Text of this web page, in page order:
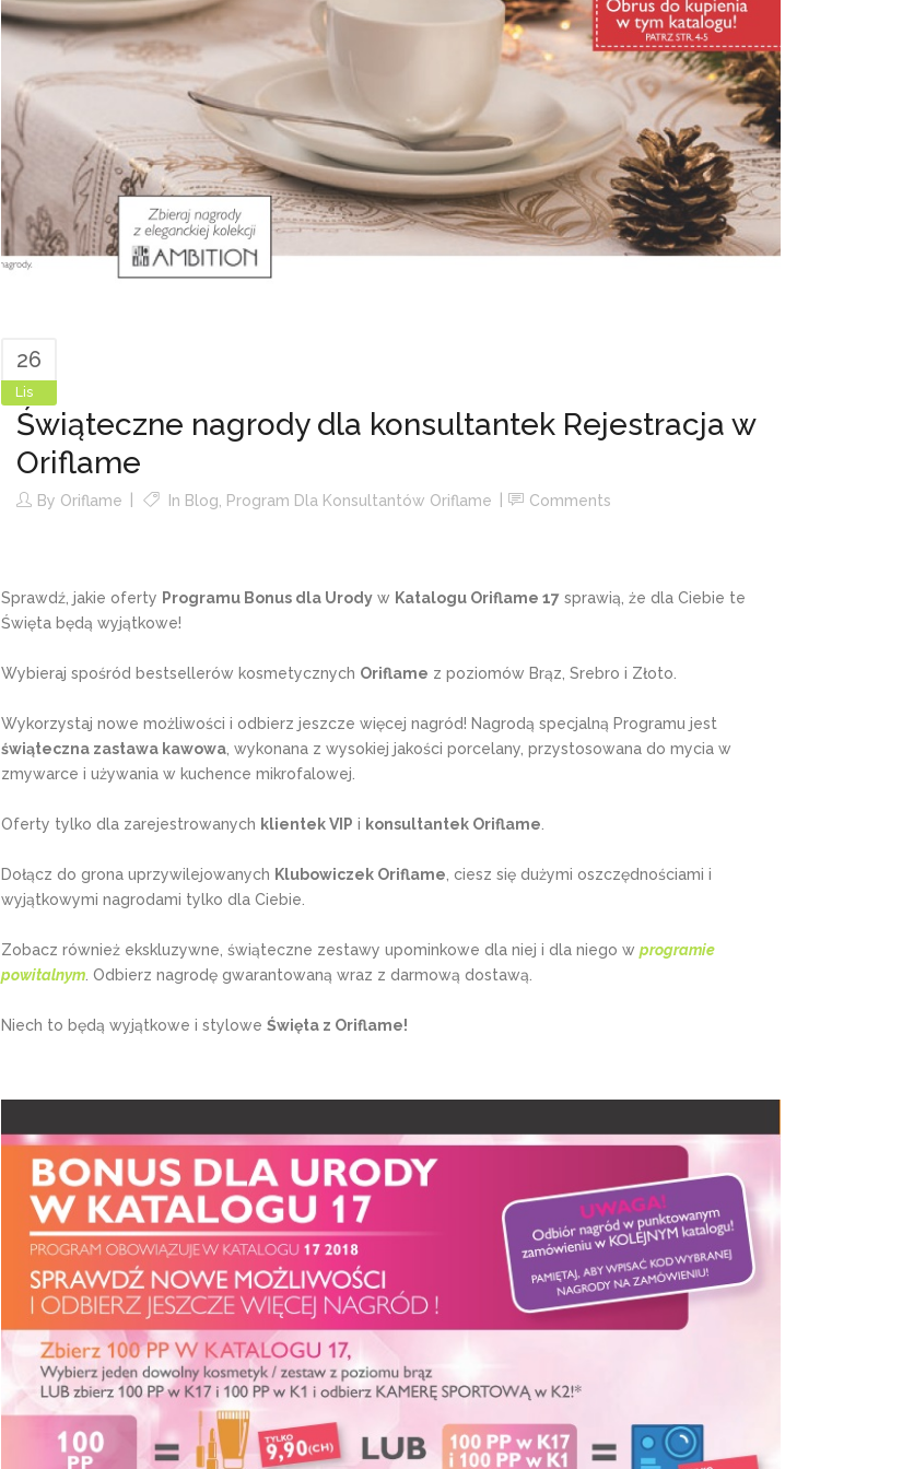
26
Lis
Świąteczne nagrody dla konsultantek Rejestracja w
Oriflame
By Oriflame In Blog, Program Dla Konsultantów Oriflame Comments
Sprawdź, jakie oferty Programu Bonus dla Urodyw Katalogu Oriflame 17sprawią, że dla Ciebie te
Święta będą wyjątkowe!
Wybieraj spośród bestsellerów kosmetycznych Oriflame z poziomów Brąz, Srebro i Złoto.
Wykorzystaj nowe możliwości i odbierz jeszcze więcej nagród! Nagrodą specjalną Programu jest
świąteczna zastawa kawowa, wykonana z wysokiej jakości porcelany, przystosowana do mycia w
zmywarce i używania w kuchence mikrofalowej.
Oferty tylko dla zarejestrowanych klientek VIP i konsultantek Oriflame.
Dołącz do grona uprzywilejowanych Klubowiczek Oriflame, ciesz się dużymi oszczędnościami i
wyjątkowymi nagrodami tylko dla Ciebie.
Zobacz również ekskluzywne, świąteczne zestawy upominkowe dla niej i dla niego w programie
powitalnym. Odbierz nagrodę gwarantowaną wraz z darmową dostawą.
Niech to będą wyjątkowe i stylowe Święta z Oriflame!